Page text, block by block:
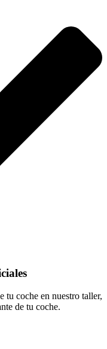
tu coche en nuestro taller,
de tu coche.